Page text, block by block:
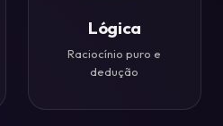
Lógica
Raciocínio puro e
dedução